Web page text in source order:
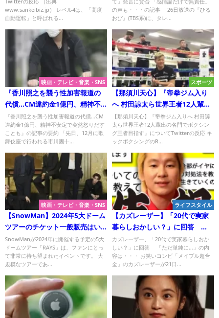
www.sankeibiz.jp） レベル4は、「高度
自動運転」と呼ばれる...
も・・ニコニコニュースコメン
トまとめ
の声も・・・の記事 26日放送の『ひる
おび』(TBS系)に、タレ...
映画・テレビ・音楽・SNS
『香川照之を襲う性加害報道の
代償…CM違約金1億円、精神不
安定で突然怒りだすことも』に
ついてTwitterの反応
『香川照之を襲う性加害報道の代償…CM
違約金1億円、精神不安定で突然怒りだす
ことも』の記事の要約 「先日、12月に歌
舞伎座で行われる市川團十...
スポーツ
【那須川天心】『帝拳ジム入り
へ 村田諒太ら世界王者12人輩出
の名門でボクシング王者目指
す』についてTwitterの反応
【那須川天心】『帝拳ジム入りへ 村田諒
太ら世界王者12人輩出の名門でボクシン
グ王者目指す』についてTwitterの反応 キ
ックボクシングのR...
映画・テレビ・音楽・SNS
【SnowMan】2024年5大ドーム
ツアーのチケット一般販売はい
つ？入手のコツと予想を徹底解
説！
SnowManが2024年に開催する予定の5大
ドームツアー「RAYS」は、ファンにとっ
て非常に待ち望まれたイベントです。 大
規模なツアーであ...
ライフスタイル
【カズレーザー】「20代で実家
暮らしおかしい？」に回答
「ただ単純に…」・・ネット反応
のまとめ
カズレーザー、「20代で実家暮らしおか
しい？」に回答 「ただ単純に…」の内
容は・・・ お笑いコンビ「メイプル超合
金」のカズレーザーが21日...